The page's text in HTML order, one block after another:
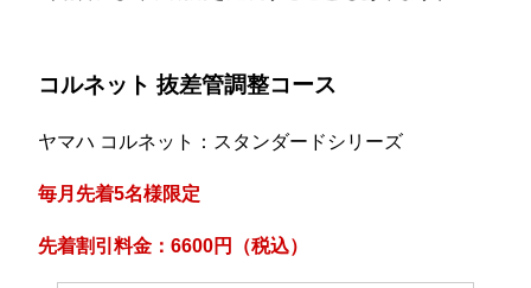
コルネット 抜差管調整コース
ヤマハ コルネット：スタンダードシリーズ
毎月先着5名様限定
先着割引料金：6600円（税込）